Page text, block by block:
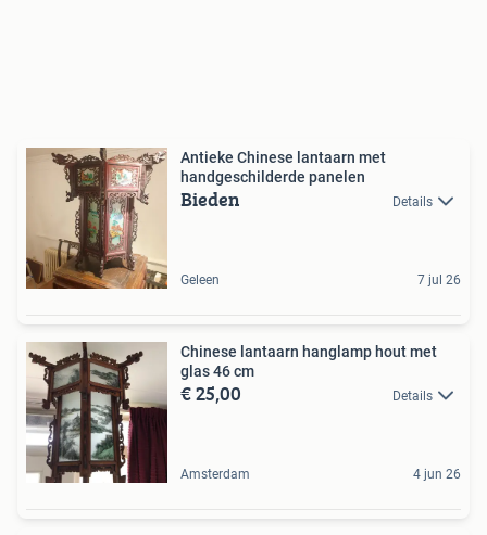
Antieke Chinese lantaarn met
handgeschilderde panelen
Bieden Details
Geleen 7 jul 26
Chinese lantaarn hanglamp hout met
glas 46 cm
€ 25,00 Details
Amsterdam 4 jun 26